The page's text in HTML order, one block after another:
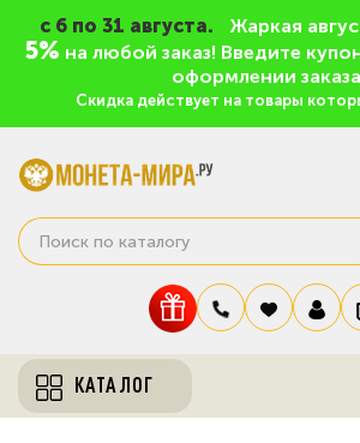
c 6 по 31 августа. Жаркая
5% на любой заказ! Введите
оформлении
Скидка действует на товары
КАТАЛОГ